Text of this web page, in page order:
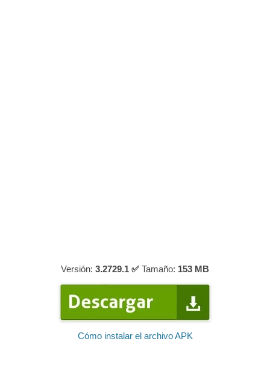
Versión: 3.2729.1 ✅ Tamaño: 153 MB
Cómo instalar el archivo APK